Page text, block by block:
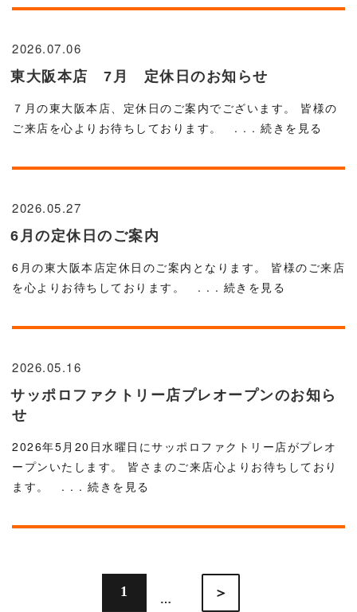
2026.07.06
東大阪本店 7月 定休日のお知らせ
７月の東大阪本店、定休日のご案内でございます。 皆様の
ご来店を心よりお待ちしております。
. . . 続きを見る
2026.05.27
6月の定休日のご案内
6月の東大阪本店定休日のご案内となります。 皆様のご来店
を心よりお待ちしております。
. . . 続きを見る
2026.05.16
サッポロファクトリー店プレオープンのお知ら
せ
2026年5月20日水曜日にサッポロファクトリー店がプレオ
ープンいたします。 皆さまのご来店心よりお待ちしており
ます。
. . . 続きを見る
1 …
次